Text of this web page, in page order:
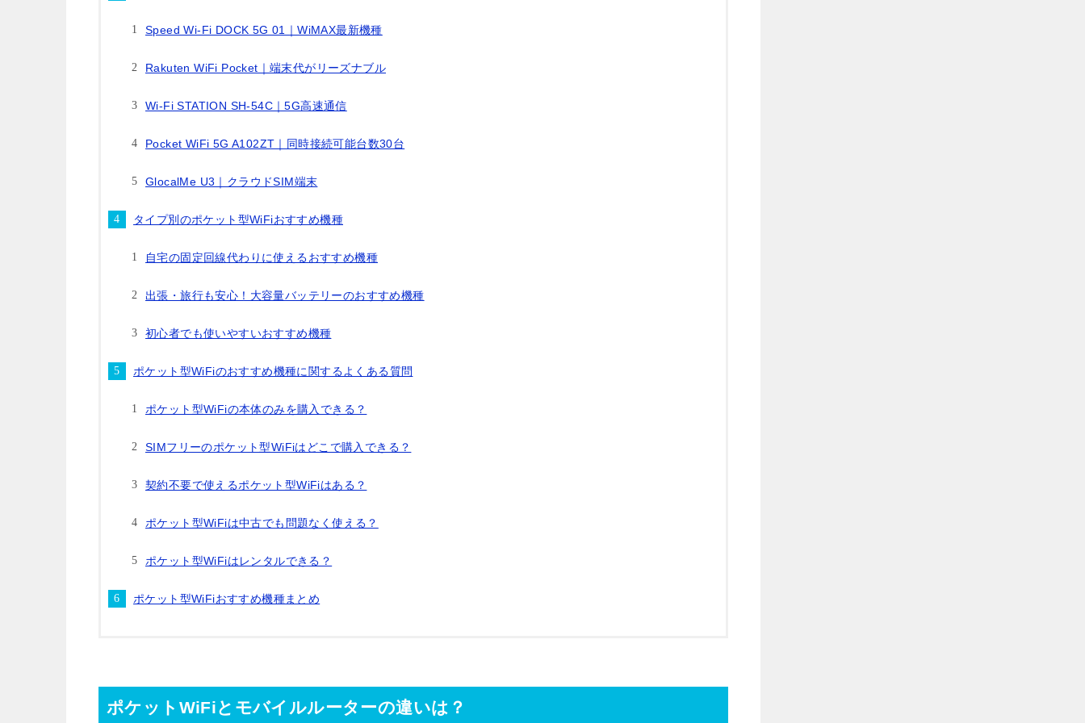
Speed Wi-Fi DOCK 5G 01｜WiMAX最新機種
Rakuten WiFi Pocket｜端末代がリーズナブル
Wi-Fi STATION SH-54C｜5G高速通信
Pocket WiFi 5G A102ZT｜同時接続可能台数30台
GlocalMe U3｜クラウドSIM端末
タイプ別のポケット型WiFiおすすめ機種
自宅の固定回線代わりに使えるおすすめ機種
出張・旅行も安心！大容量バッテリーのおすすめ機種
初心者でも使いやすいおすすめ機種
ポケット型WiFiのおすすめ機種に関するよくある質問
ポケット型WiFiの本体のみを購入できる？
SIMフリーのポケット型WiFiはどこで購入できる？
契約不要で使えるポケット型WiFiはある？
ポケット型WiFiは中古でも問題なく使える？
ポケット型WiFiはレンタルできる？
ポケット型WiFiおすすめ機種まとめ
ポケットWiFiとモバイルルーターの違いは？